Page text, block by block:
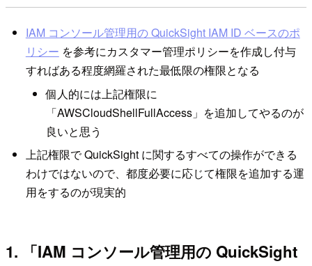
IAM コンソール管理用の QuickSight IAM ID ベースのポ
リシー を参考にカスタマー管理ポリシーを作成し付与
すればある程度網羅された最低限の権限となる
個人的には上記権限に
「AWSCloudShellFullAccess」を追加してやるのが
良いと思う
上記権限で QuickSight に関するすべての操作ができる
わけではないので、都度必要に応じて権限を追加する運
用をするのが現実的
1. 「IAM コンソール管理用の QuickSight